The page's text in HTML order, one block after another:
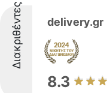
Διακριθέντες delivery.gr
8.3